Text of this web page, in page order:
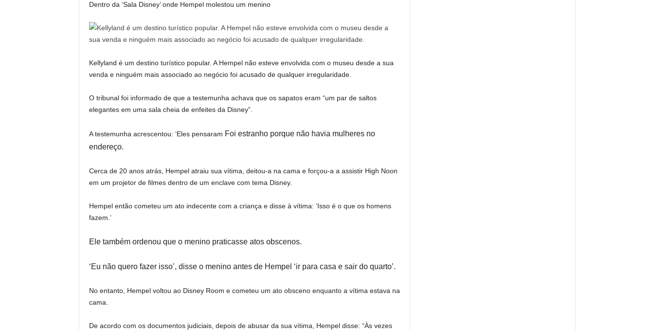
Dentro da ‘Sala Disney’ onde Hempel molestou um menino
Kellyland é um destino turístico popular. A Hempel não esteve envolvida com o museu desde a sua
venda e ninguém mais associado ao negócio foi acusado de qualquer irregularidade.
O tribunal foi informado de que a testemunha achava que os sapatos eram “um par de saltos
elegantes em uma sala cheia de enfeites da Disney”.
A testemunha acrescentou: ‘Eles pensaram Foi estranho porque não havia mulheres no
endereço.
Cerca de 20 anos atrás, Hempel atraiu sua vítima, deitou-a na cama e forçou-a a assistir High Noon
em um projetor de filmes dentro de um enclave com tema Disney.
Hempel então cometeu um ato indecente com a criança e disse à vítima: ‘Isso é o que os homens
fazem.’
Ele também ordenou que o menino praticasse atos obscenos.
‘Eu não quero fazer isso’, disse o menino antes de Hempel ‘ir para casa e sair do quarto’.
No entanto, Hempel voltou ao Disney Room e cometeu um ato obsceno enquanto a vítima estava na
cama.
De acordo com os documentos judiciais, depois de abusar da sua vítima, Hempel disse: “Às vezes